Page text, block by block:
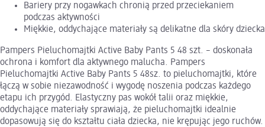
Bariery przy nogawkach chronią przed przeciekaniem
podczas aktywności
Miękkie, oddychające materiały są delikatne dla skóry dziecka
Pampers Pieluchomajtki Active Baby Pants 5 48 szt. – doskonała
ochrona i komfort dla aktywnego malucha. Pampers
Pieluchomajtki Active Baby Pants 5 48sz. to pieluchomajtki, które
łączą w sobie niezawodność i wygodę noszenia podczas każdego
etapu ich przygód. Elastyczny pas wokół talii oraz miękkie,
oddychające materiały sprawiają, że pieluchomajtki idealnie
dopasowują się do kształtu ciała dziecka, nie krępując jego ruchów.